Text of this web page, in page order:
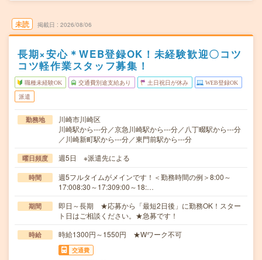
未読 掲載日 2026/08/06
長期×安心＊WEB登録OK！未経験歓迎〇コツ
コツ軽作業スタッフ募集！
職種未経験OK 交通費別途支給あり 土日祝日が休み WEB登録OK
派遣
勤務地
川崎市川崎区
川崎駅から---分／京急川崎駅から---分／八丁畷駅から---分
／川崎新町駅から---分／東門前駅から---分
曜日頻度 週5日 ※派遣先による
時間
週5フルタイムがメインです！＜勤務時間の例＞8:00～
17:008:30～17:309:00～18:…
期間
即日～長期 ★応募から「最短2日後」に勤務OK！スター
ト日はご相談ください。★急募です！
時給 時給1300円～1550円 ★Wワーク不可
交通費